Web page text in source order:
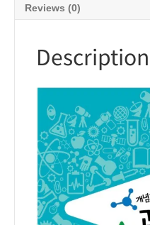
Reviews (0)
Description